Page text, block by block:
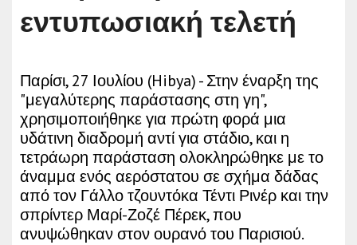
εντυπωσιακή τελετή
Παρίσι, 27 Ιουλίου (Hibya) - Στην έναρξη της
"μεγαλύτερης παράστασης στη γη",
χρησιμοποιήθηκε για πρώτη φορά μια
υδάτινη διαδρομή αντί για στάδιο, και η
τετράωρη παράσταση ολοκληρώθηκε με το
άναμμα ενός αερόστατου σε σχήμα δάδας
από τον Γάλλο τζουντόκα Τέντι Ρινέρ και την
σπρίντερ Μαρί-Ζοζέ Πέρεκ, που
ανυψώθηκαν στον ουρανό του Παρισιού.